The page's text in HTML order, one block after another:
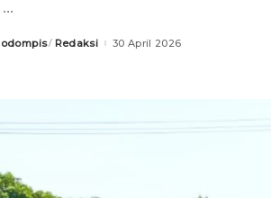
...
Redaksi 30 April 2026